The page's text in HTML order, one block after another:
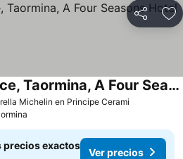
Compartir
Michelin en Principe Cerami
San Domenico Palace, Taormina, A Four Seasons Hotel
precios exactos
Ver precios